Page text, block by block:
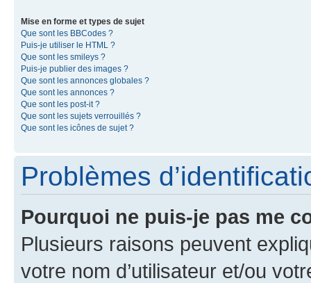
Mise en forme et types de sujet
Que sont les BBCodes ?
Puis-je utiliser le HTML ?
Que sont les smileys ?
Puis-je publier des images ?
Que sont les annonces globales ?
Que sont les annonces ?
Que sont les post-it ?
Que sont les sujets verrouillés ?
Que sont les icônes de sujet ?
Problèmes
Pourquoi ne puis-je pas me
Plusieurs raisons peuvent
votre nom d’utilisateur et/ou